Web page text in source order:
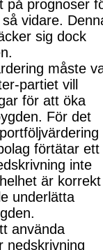
på prognoser
vidare.
sig dock
måste
partiet vill
för att öka
För det
förtätar ett
inte
är korrekt
underlätta
använda
nedskrivning